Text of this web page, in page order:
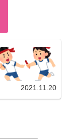
2021.11.20